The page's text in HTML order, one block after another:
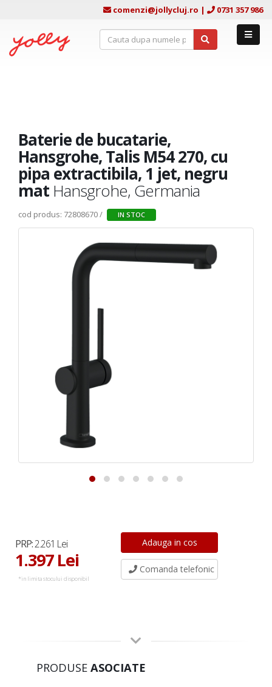
comenzi@jollycluj.ro | 0731 357 986
Baterie de bucatarie,
Hansgrohe, Talis M54 270, cu
pipa extractibila, 1 jet, negru
mat Hansgrohe, Germania
cod produs: 72808670 / IN STOC
PRP:2.261 Lei
1.397 Lei
*in limita stocului disponibil
Comanda telefonic
PRODUSE ASOCIATE